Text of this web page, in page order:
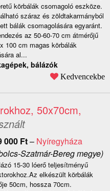
körbálák csomagoló eszköze.
száraz és zöldtakarmányból
bálák csomagolására egyaránt.
az 50-60-70 cm átmérőjű
100 cm magas körbálák
al...
bálázók
Kedvencekbe
50x70cm,
000 Ft– Nyíregyháza
Szatmár-Bereg megye)
15-30 lóerő teljesítményű
elkészült körbálák
50cm, hossza 70cm.